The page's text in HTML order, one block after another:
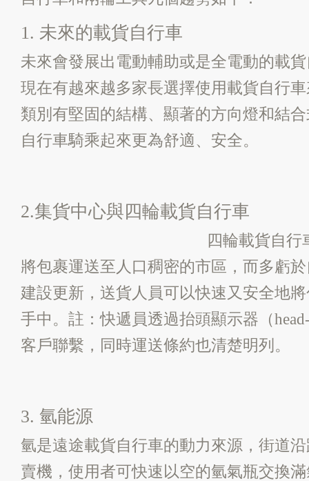
1. 未來的載貨自行車
未來會發展出電動輔助或是全電動的載
現在有越來越多家長選擇使用載貨自行
類別有堅固的結構、顯著的方向燈和結
自行車騎乘起來更為舒適、安全。
2.集貨中心與四輪載貨自行車
四輪載貨自行
將包裹運送至人口稠密的市區，而多虧
建設更新，送貨人員可以快速又安全地
手中。註：快遞員透過抬頭顯示器（
客戶聯繫，同時運送條約也清楚明列。
3. 氫能源
氫是遠途載貨自行車的動力來源，街道
賣機，使用者可快速以空的氫氣瓶交換